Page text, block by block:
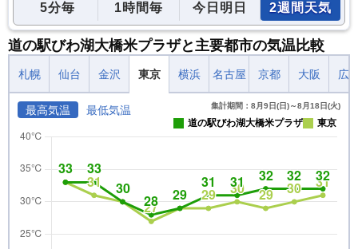
5分毎 1時間毎 今日明日 2週間天気
道の駅びわ湖大橋米プラザと主要都市の気温比較
札幌 仙台 金沢 東京 横浜 名古屋 京都 大阪 広
最高気温 最低気温 集計期間：8月9日(日)～8月18日(火)
道の駅びわ湖大橋米プラザ 東京